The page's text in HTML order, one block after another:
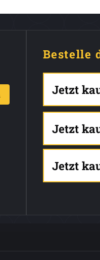
Bestelle
Jetzt
Jetzt
Jetzt